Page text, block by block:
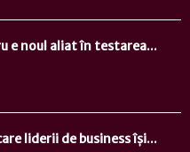
e noul aliat în testarea...
liderii de business își...